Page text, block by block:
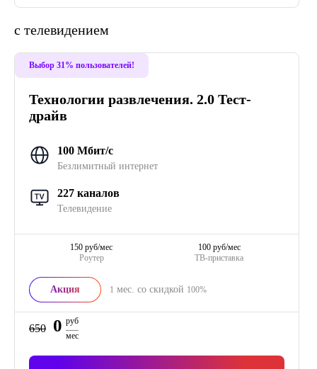
с телевидением
Выбор 31% пользователей!
Технологии развлечения. 2.0 Тест-
драйв
100 Мбит/с
Безлимитный интернет
227 каналов
Телевидение
Роутер
150 руб/мес
ТВ-приставка
100 руб/мес
Акция 1 мес. со скидкой 100%
650 0 руб
мес